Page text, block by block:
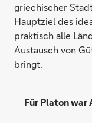
griechischer
Hauptziel des
praktisch alle
Austausch von
bringt.
Für Platon war